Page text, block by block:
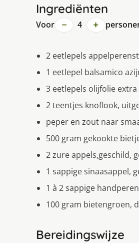
Ingrediënten
Voor − 4 +
2 eetlepels
1 eetlepel balsamico
3 eetlepels olijfolie
2 teentjes knoflook,
peper en zout naar
500 gram gekookte
2 zure appels,geschild,
1 sappige sinaasappel,
1 à 2 sappige
100 gram bietengroen,
Bereidingswijze